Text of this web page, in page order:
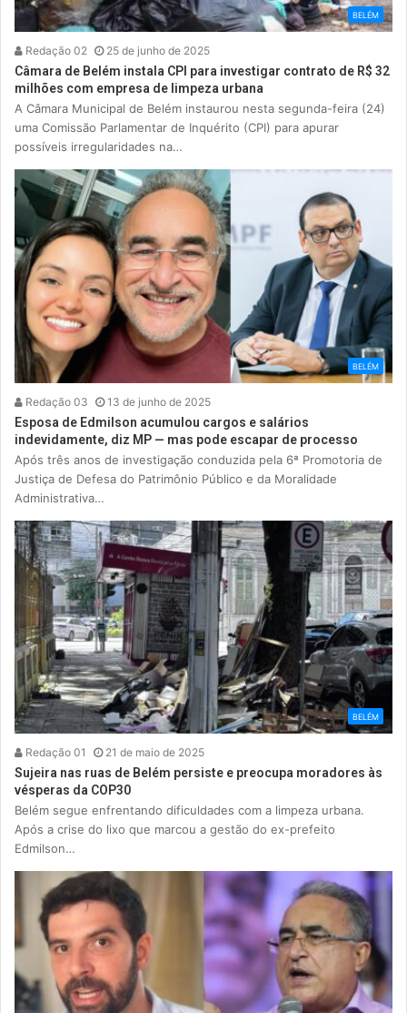
BELÉM
Redação 02 25 de junho de 2025
Câmara de Belém instala CPI para investigar contrato de R$ 32
milhões com empresa de limpeza urbana
A Câmara Municipal de Belém instaurou nesta segunda-feira (24)
uma Comissão Parlamentar de Inquérito (CPI) para apurar
possíveis irregularidades na…
BELÉM
Redação 03 13 de junho de 2025
Esposa de Edmilson acumulou cargos e salários
indevidamente, diz MP — mas pode escapar de processo
Após três anos de investigação conduzida pela 6ª Promotoria de
Justiça de Defesa do Patrimônio Público e da Moralidade
Administrativa…
BELÉM
Redação 01 21 de maio de 2025
Sujeira nas ruas de Belém persiste e preocupa moradores às
vésperas da COP30
Belém segue enfrentando dificuldades com a limpeza urbana.
Após a crise do lixo que marcou a gestão do ex-prefeito
Edmilson…